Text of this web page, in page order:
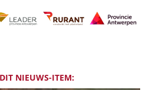
NIEUWS-ITEM: